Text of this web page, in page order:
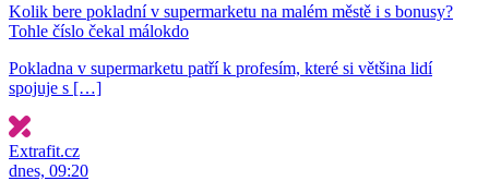
Kolik bere pokladní v supermarketu na malém městě i s bonusy?
Tohle číslo čekal málokdo
Pokladna v supermarketu patří k profesím, které si většina lidí
spojuje s […]
Extrafit.cz
dnes, 09:20